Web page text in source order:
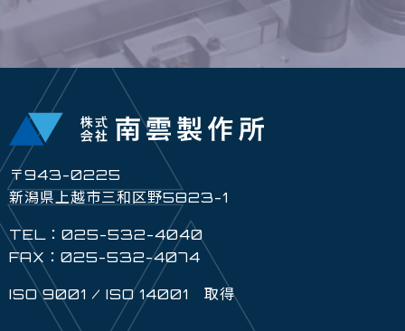
〒943-0225
新潟県上越市三和区野5823-1
TEL：025-532-4040
FAX：025-532-4074
ISO 9001 / ISO 14001 取得